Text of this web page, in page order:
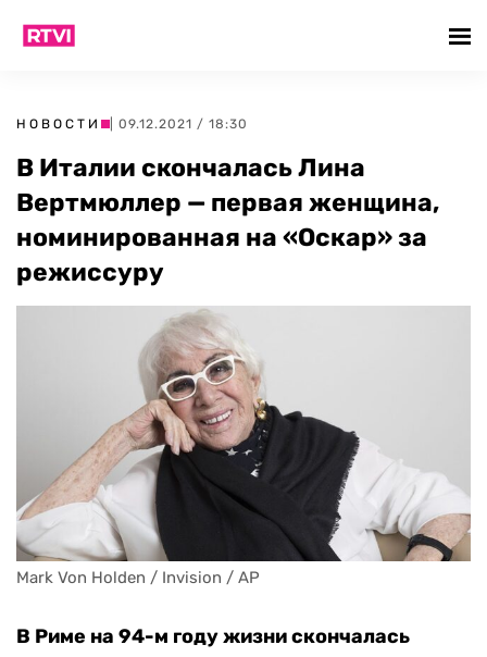
НОВОСТИ | 09.12.2021 / 18:30
В Италии скончалась Лина
Вертмюллер — первая женщина,
номинированная на «Оскар» за
режиссуру
Mark Von Holden / Invision / AP
В Риме на 94-м году жизни скончалась